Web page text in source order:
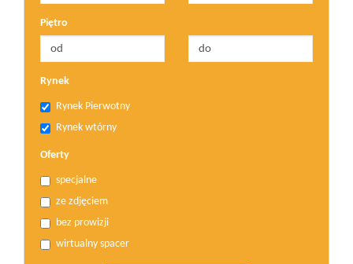
Piętro
Rynek
Rynek Pierwotny
Rynek wtórny
Oferty
specjalne
ze zdjęciem
bez prowizji
wirtualny spacer